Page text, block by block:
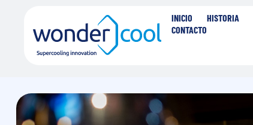
INICIO HISTORIA
CONTACTO